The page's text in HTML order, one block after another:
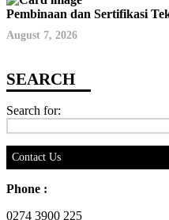
Pembinaan dan Sertifikasi
August 7, 2026
Search for:
Contact Us
Phone :
0274 3900 225